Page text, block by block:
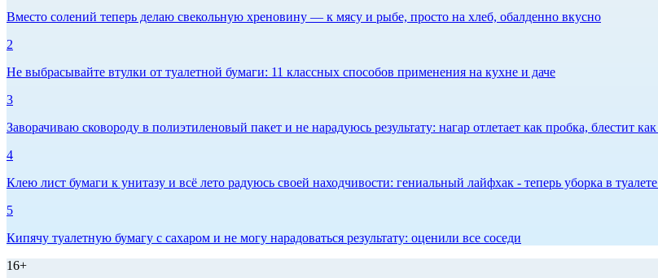
Вместо солений теперь делаю свекольную хреновину — к мясу и рыбе, просто на хлеб, обалденно вкусно
2
Не выбрасывайте втулки от туалетной бумаги: 11 классных способов применения на кухне и даче
3
Заворачиваю сковороду в полиэтиленовый пакет и не нарадуюсь результату: нагар отлетает как пробка, блестит
4
Клею лист бумаги к унитазу и всё лето радуюсь своей находчивости: гениальный лайфхак - теперь уборка в туалете
5
Кипячу туалетную бумагу с сахаром и не могу нарадоваться результату: оценили все соседи
16+